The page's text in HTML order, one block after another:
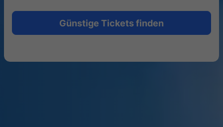
Günstige Tickets finden